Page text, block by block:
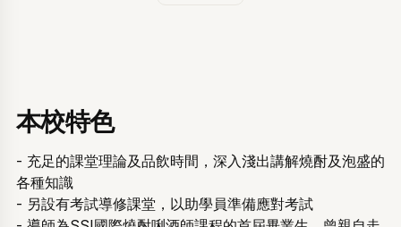
電郵
本校特色
- 充足的課堂理論及品飲時間，深入淺出講解燒酎及泡盛的
各種知識
- 另設有考試導修課堂，以助學員準備應對考試